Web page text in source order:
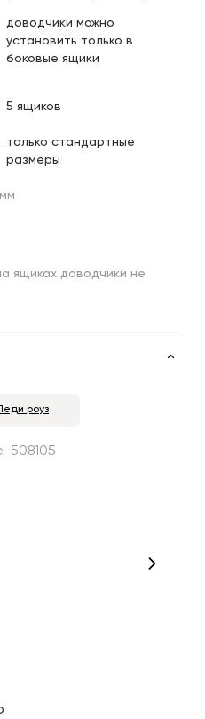
доводчики можно
установить только в
боковые ящики
5 ящиков
только стандартные
размеры
ящиках доводчики не
роуз